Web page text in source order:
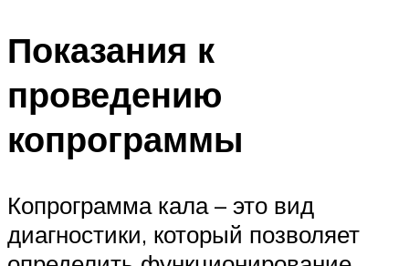
Показания к
проведению
копрограммы
Копрограмма кала – это вид
диагностики, который позволяет